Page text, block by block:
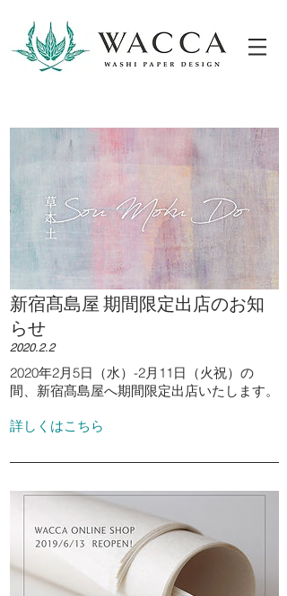
新宿髙島屋 期間限定出店のお知
らせ
2020.2.2
2020年2月5日（水）-2月11日（火祝）の
間、新宿髙島屋へ期間限定出店いたします。
​詳しくはこちら